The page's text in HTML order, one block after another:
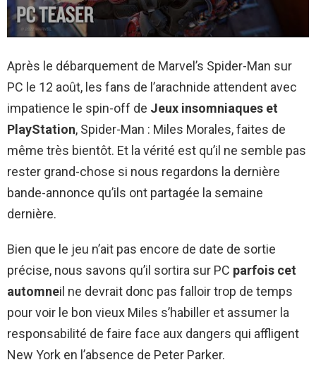
Après le débarquement de Marvel’s Spider-Man sur
PC le 12 août, les fans de l’arachnide attendent avec
impatience le spin-off de Jeux insomniaques et
PlayStation, Spider-Man : Miles Morales, faites de
même très bientôt. Et la vérité est qu’il ne semble pas
rester grand-chose si nous regardons la dernière
bande-annonce qu’ils ont partagée la semaine
dernière.
Bien que le jeu n’ait pas encore de date de sortie
précise, nous savons qu’il sortira sur PC parfois cet
automneil ne devrait donc pas falloir trop de temps
pour voir le bon vieux Miles s’habiller et assumer la
responsabilité de faire face aux dangers qui affligent
New York en l’absence de Peter Parker.